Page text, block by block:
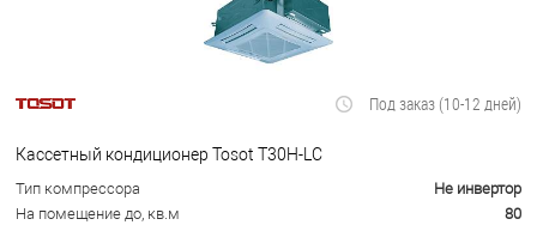
Под заказ (10-12 дней)
Кассетный кондиционер Tosot T30H-LC
Тип компрессора
Не инвертор
На помещение до, кв.м
80